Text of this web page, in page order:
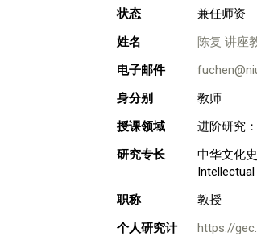
状态
兼任师资
姓名
陈复 讲座
电子邮件
身分别
教师
授课领域
进阶研究
研究专长
中华文化
Intellectual
职称
教授
个人研究计
https://